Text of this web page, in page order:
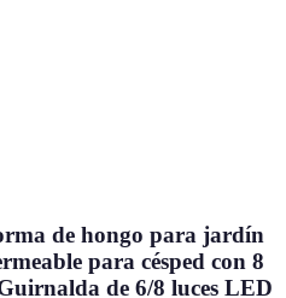
de hongo para jardín
para césped con 8
de 6/8 luces LED